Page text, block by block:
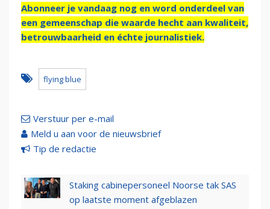
Abonneer je vandaag nog en word onderdeel van
een gemeenschap die waarde hecht aan kwaliteit,
betrouwbaarheid en échte journalistiek.
flying blue
Verstuur per e-mail
Meld u aan voor de nieuwsbrief
Tip de redactie
Staking cabinepersoneel Noorse tak SAS
op laatste moment afgeblazen